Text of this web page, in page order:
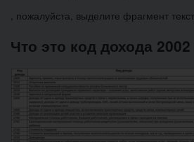
, пожалуйста, выделите фрагмент
Что это код дохода